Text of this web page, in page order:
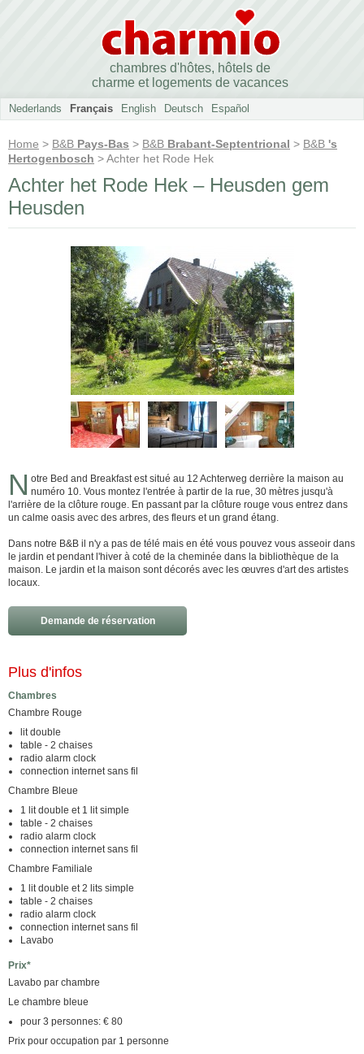
chambres d'hôtes, hôtels de
charme et logements de vacances
Nederlands Français English Deutsch Español
Home > B&B Pays-Bas > B&B Brabant-Septentrional > B&B 's
Hertogenbosch > Achter het Rode Hek
Achter het Rode Hek – Heusden gem
Heusden
N otre Bed and Breakfast est situé au 12 Achterweg derrière la maison au
numéro 10. Vous montez l'entrée à partir de la rue, 30 mètres jusqu'à
l'arrière de la clôture rouge. En passant par la clôture rouge vous entrez dans
un calme oasis avec des arbres, des fleurs et un grand étang.
Dans notre B&B il n'y a pas de télé mais en été vous pouvez vous asseoir dans
le jardin et pendant l'hiver à coté de la cheminée dans la bibliothèque de la
maison. Le jardin et la maison sont décorés avec les œuvres d'art des artistes
locaux.
Demande de réservation
Plus d'infos
Chambres
Chambre Rouge
lit double
table - 2 chaises
radio alarm clock
connection internet sans fil
Chambre Bleue
1 lit double et 1 lit simple
table - 2 chaises
radio alarm clock
connection internet sans fil
Chambre Familiale
1 lit double et 2 lits simple
table - 2 chaises
radio alarm clock
connection internet sans fil
Lavabo
Prix*
Lavabo par chambre
Le chambre bleue
pour 3 personnes: € 80
Prix pour occupation par 1 personne